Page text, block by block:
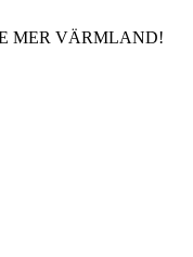
MER VÄRMLAND!